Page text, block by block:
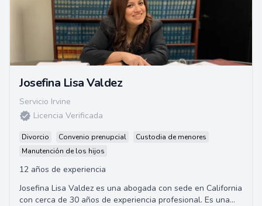
Josefina Lisa Valdez
Servicio Irvine
Licencia Verificada
Divorcio Convenio prenupcial
Custodia de menores
Manutención de los hijos
12 años de experiencia
Josefina Lisa Valdez es una abogada con sede en California
con cerca de 30 años de experiencia profesional. Es una